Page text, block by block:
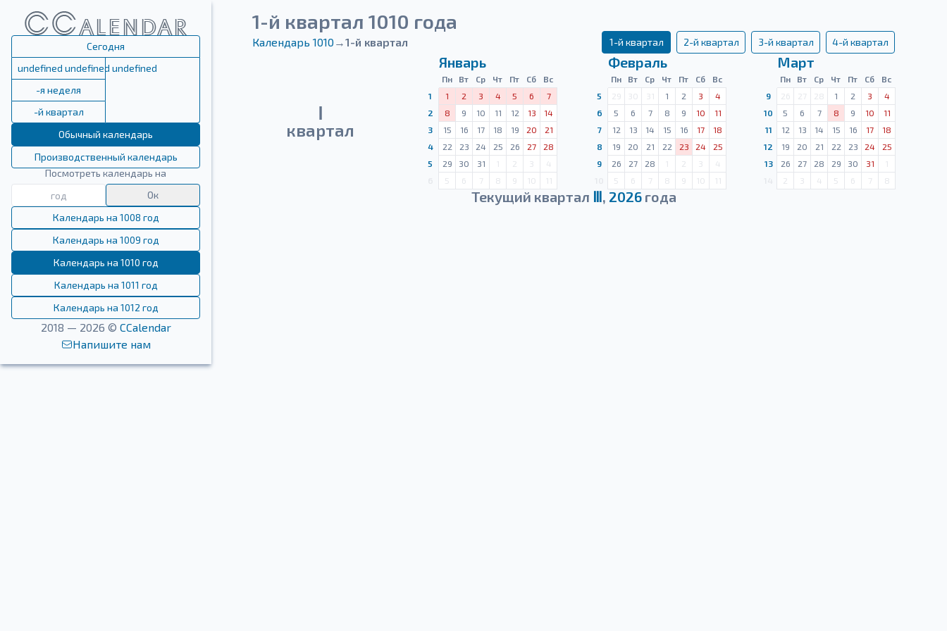
Сегодня
undefined undefined undefined
-я неделя
-й квартал
Обычный календарь
Производственный календарь
Посмотреть календарь на
Ок
Календарь на 1008 год
Календарь на 1009 год
Календарь на 1010 год
Календарь на 1011 год
Календарь на 1012 год
2018 — 2026 © CCalendar
Напишите нам
1-й квартал 1010 года
Календарь 1010→1-й квартал 1-й квартал 2-й квартал 3-й квартал 4-й квартал
Ⅰ
квартал
Январь
Пн Вт Ср Чт Пт Сб
Вс
1
1 2 3 4 5 6
7
2
8 9 10 11 12 13
14
3
15 16 17 18 19 20
21
4
22 23 24 25 26 27
28
5
29 30 31 1 2 3
4
5 6 7 8 9 10 11
Февраль
Пн Вт Ср Чт Пт Сб
Вс
5
29 30 31 1 2 3
4
6
5 6 7 8 9 10
11
7
12 13 14 15 16 17
18
8
19 20 21 22 23 24
25
9
26 27 28 1 2 3
4
5 6 7 8 9 10 11
Март
Пн Вт Ср Чт Пт Сб
Вс
9
26 27 28 1 2 3
4
10
5 6 7 8 9 10
11
11
12 13 14 15 16 17
18
12
19 20 21 22 23 24
25
13
26 27 28 29 30 31
1
2 3 4 5 6 7 8
Текущий квартал Ⅲ, 2026года